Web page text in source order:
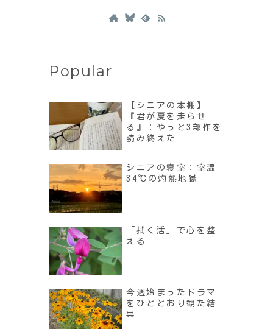
Popular
【シニアの本棚】
『君が夏を走らせ
る』：やっと3部作を
読み終えた
シニアの寝室：室温
34℃の灼熱地獄
「拭く活」で心を整
える
今週始まったドラマ
をひととおり観た結
果